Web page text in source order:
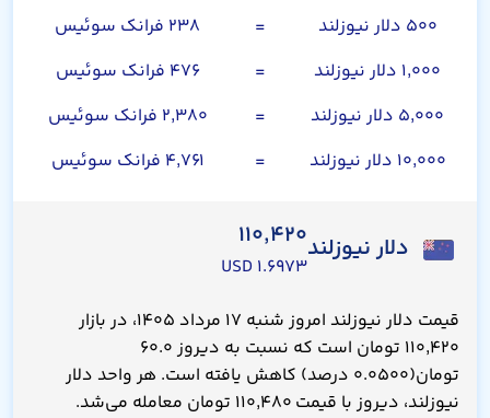
۵۰۰ دلار نیوزلند
=
۲۳۸ فرانک سوئیس
۱,۰۰۰ دلار نیوزلند
=
۴۷۶ فرانک سوئیس
۵,۰۰۰ دلار نیوزلند
=
۲,۳۸۰ فرانک سوئیس
۱۰,۰۰۰ دلار نیوزلند
= ۴,۷۶۱ فرانک سوئیس
دلار نیوزلند۱۱۰,۴۲۰
۱.۶۹۷۳ USD
قیمت دلار نیوزلند امروز شنبه ۱۷ مرداد ۱۴۰۵، در بازار
۱۱۰,۴۲۰ تومان است که نسبت به دیروز ۶۰.۰
تومان(۰.۰۵۰۰ درصد) کاهش یافته است. هر واحد دلار
نیوزلند، دیروز با قیمت ۱۱۰,۴۸۰ تومان معامله می‌شد.